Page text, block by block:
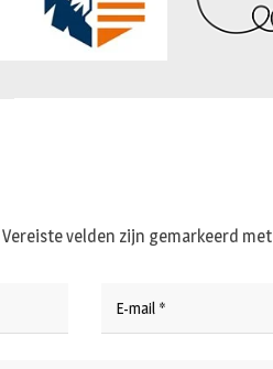
Vereiste velden zijn gemarkeerd met